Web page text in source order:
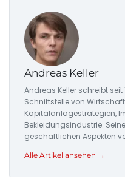
Andreas Keller
Andreas Keller schreibt
Schnittstelle von
Kapitalanlagestrategien,
Bekleidungsindustrie.
geschäftlichen Aspekten
Alle Artikel ansehen →